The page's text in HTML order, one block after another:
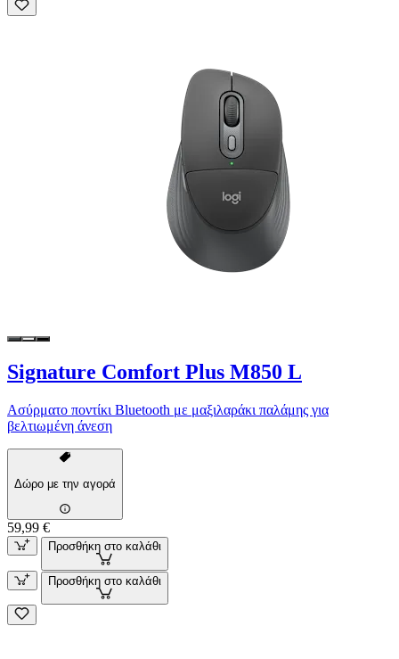
Signature Comfort Plus M850 L
Ασύρματο ποντίκι Bluetooth με μαξιλαράκι παλάμης για
βελτιωμένη άνεση
Δώρο με την αγορά
59,99 €
Προσθήκη στο καλάθι
Προσθήκη στο καλάθι